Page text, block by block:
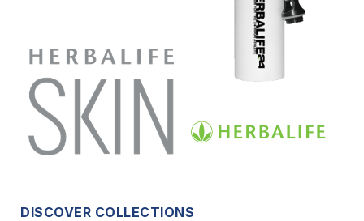
DISCOVER COLLECTIONS